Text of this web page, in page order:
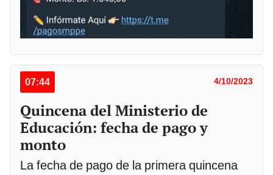
07:44 4/10/2023
Quincena del Ministerio de
Educación: fecha de pago y
monto
La fecha de pago de la primera quincena